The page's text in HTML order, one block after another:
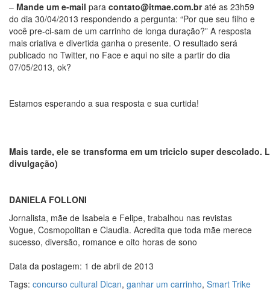
– Mande um e-mail para contato@itmae.com.braté as 23h59
do dia 30/04/2013 respondendo a pergunta: “Por que seu filho e
você pre-ci-sam de um carrinho de longa duração?” A resposta
mais criativa e divertida ganha o presente. O resultado será
publicado no Twitter, no Face e aqui no site a partir do dia
07/05/2013, ok?
Estamos esperando a sua resposta e sua curtida!
Mais tarde, ele se transforma em um triciclo super descolado.
divulgação)
DANIELA FOLLONI
Jornalista, mãe de Isabela e Felipe, trabalhou nas revistas
Vogue, Cosmopolitan e Claudia. Acredita que toda mãe merece
sucesso, diversão, romance e oito horas de sono
Data da postagem: 1 de abril de 2013
Tags: concurso cultural Dican, ganhar um carrinho, Smart Trike